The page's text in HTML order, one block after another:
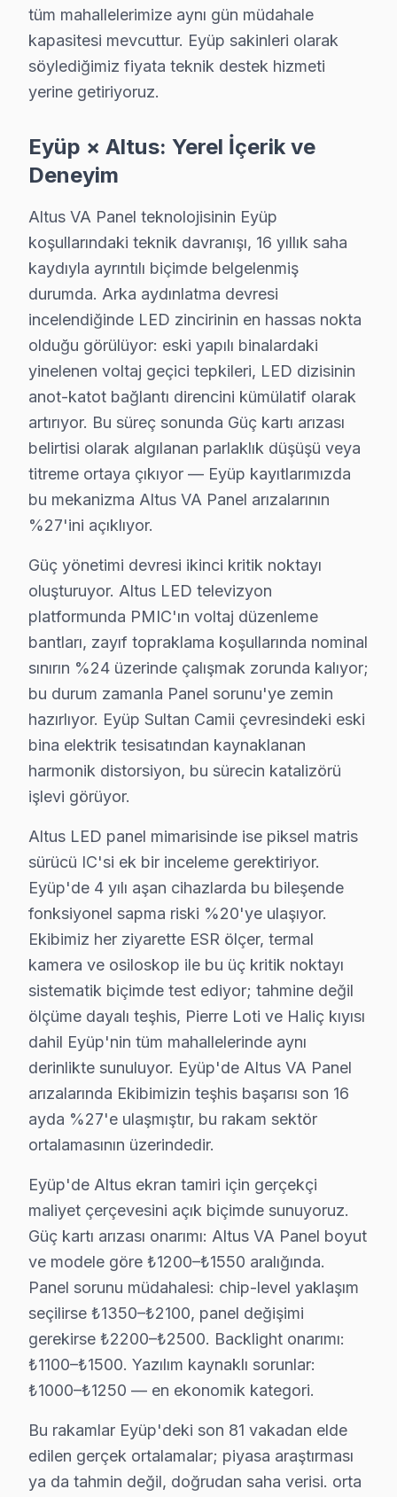
Murat T. — Altus Servis Uzmanı
· Orijinal ve OEM yedek parça tedarikçisi
Eyüp Servis İstatistikleri
· Müşteri memnuniyeti%97
· Ortalama tamir süresi: 1–2 iş günü
Bu sayfayla ilgili hizmet sayfaları:
↑ Altus Servis Ana Sayfası
↑ Eyüp TV Servis Merkezi
Eyüp Yakın İlçelerde Altus Servisi
· Arnavutköy Altus
· Avcılar Altus
Eyüp Diğer Marka Servisleri
· Eyüp Sony
· Eyüp Philips
· Eyüp Samsung
· Eyüp LG
· Eyüp Panasonic
· Eyüp Toshiba
Eyüp'de Altus TV Tamiri — Bilmeniz
Eyüp'de Altus panel servisinde net yanıtlar:
✓ 15+ Yıl Deneyim
✓ Yazılı Garanti Belgesi
✓ Orijinal Yedek Parça
Eyüp'de Altus TV: Kuşaklar Arası Kullanım
Eyüp ilçesi, İstanbul'un tarihi ve kültürel zenginlikleri
Yaşlı nüfus genellikle eski CRT ve plazma
Genç kuşak ise, sinema deneyimini evde yaşamak
Eyüp’ün coğrafi konumu ve ulaşım ağı da bu
tüm mahallelerimize aynı gün müdahale
kapasitesi mevcuttur. Eyüp sakinleri olarak
söylediğimiz fiyata teknik destek hizmeti
yerine getiriyoruz.
Eyüp × Altus: Yerel İçerik ve
Deneyim
Altus VA Panel teknolojisinin Eyüp
koşullarındaki teknik davranışı, 16 yıllık saha
kaydıyla ayrıntılı biçimde belgelenmiş
durumda. Arka aydınlatma devresi
incelendiğinde LED zincirinin en hassas nokta
olduğu görülüyor: eski yapılı binalardaki
yinelenen voltaj geçici tepkileri, LED dizisinin
anot-katot bağlantı direncini kümülatif olarak
artırıyor. Bu süreç sonunda Güç kartı arızası
belirtisi olarak algılanan parlaklık düşüşü veya
titreme ortaya çıkıyor — Eyüp kayıtlarımızda
bu mekanizma Altus VA Panel arızalarının
%27'ini açıklıyor.
Güç yönetimi devresi ikinci kritik noktayı
oluşturuyor. Altus LED televizyon
platformunda PMIC'ın voltaj düzenleme
bantları, zayıf topraklama koşullarında nominal
sınırın %24 üzerinde çalışmak zorunda kalıyor;
bu durum zamanla Panel sorunu'ye zemin
hazırlıyor. Eyüp Sultan Camii çevresindeki eski
bina elektrik tesisatından kaynaklanan
harmonik distorsiyon, bu sürecin katalizörü
işlevi görüyor.
Altus LED panel mimarisinde ise piksel matris
sürücü IC'si ek bir inceleme gerektiriyor.
Eyüp'de 4 yılı aşan cihazlarda bu bileşende
fonksiyonel sapma riski %20'ye ulaşıyor.
Ekibimiz her ziyarette ESR ölçer, termal
kamera ve osiloskop ile bu üç kritik noktayı
sistematik biçimde test ediyor; tahmine değil
ölçüme dayalı teşhis, Pierre Loti ve Haliç kıyısı
dahil Eyüp'nin tüm mahallelerinde aynı
derinlikte sunuluyor. Eyüp'de Altus VA Panel
arızalarında Ekibimizin teşhis başarısı son 16
ayda %27'e ulaşmıştır, bu rakam sektör
ortalamasının üzerindedir.
Eyüp'de Altus ekran tamiri için gerçekçi
maliyet çerçevesini açık biçimde sunuyoruz.
Güç kartı arızası onarımı: Altus VA Panel boyut
ve modele göre ₺1200–₺1550 aralığında.
Panel sorunu müdahalesi: chip-level yaklaşım
seçilirse ₺1350–₺2100, panel değişimi
gerekirse ₺2200–₺2500. Backlight onarımı:
₺1100–₺1500. Yazılım kaynaklı sorunlar:
₺1000–₺1250 — en ekonomik kategori.
Bu rakamlar Eyüp'deki son 81 vakadan elde
edilen gerçek ortalamalar; piyasa araştırması
ya da tahmin değil, doğrudan saha verisi. orta